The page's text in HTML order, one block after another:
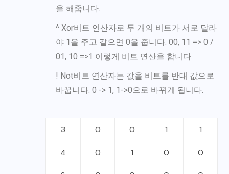
을 해줍니다.
^ Xor비트 연산자로 두 개의 비트가 서로 달라
야 1을 주고 같으면 0을 줍니다. 00, 11 => 0 /
01, 10 =>1 이렇게 비트 연산을 합니다.
! Not비트 연산자는 값을 비트를 반대 값으로
바꿉니다. 0 -> 1, 1->0으로 바뀌게 됩니다.
3 0 0 1 1
4 0 1 0 0